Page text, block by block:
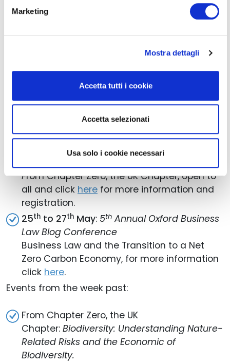
Marketing
Mostra dettagli
Accetta tutti i cookie
Accetta selezionati
Usa solo i cookie necessari
registration.
Mitigation and the Transition to a Low-
From CGI Russia, open to all and
registration.
at 14:00 CET: The Role of the Board,
Energy transition and the harder-to-abate
sectors: Emily Farnworth in conversation with
From Chapter Zero, the UK Chapter, open to
all and click here for more information and
registration.
25th to 27th May: 5th Annual Oxford Business
Law Blog Conference
Business Law and the Transition to a Net
Zero Carbon Economy, for more information
click here.
Events from the week past:
From Chapter Zero, the UK
Chapter: Biodiversity: Understanding Nature-
Related Risks and the Economic of
Biodiversity.